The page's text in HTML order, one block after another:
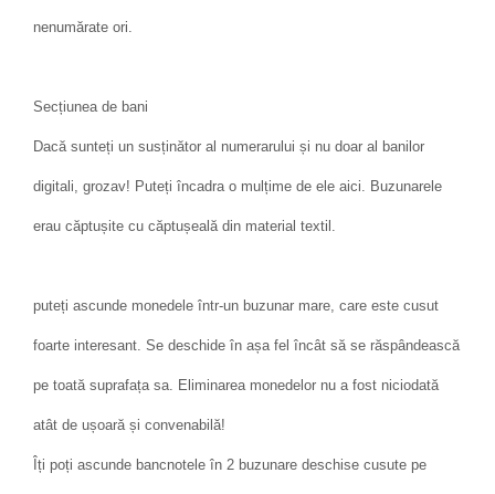
nenumărate ori.
Secțiunea de bani
Dacă sunteți un susținător al numerarului și nu doar al banilor
digitali, grozav! Puteți încadra o mulțime de ele aici. Buzunarele
erau căptușite cu căptușeală din material textil.
puteți ascunde monedele într-un buzunar mare, care este cusut
foarte interesant. Se deschide în așa fel încât să se răspândească
pe toată suprafața sa. Eliminarea monedelor nu a fost niciodată
atât de ușoară și convenabilă!
Îți poți ascunde bancnotele în 2 buzunare deschise cusute pe